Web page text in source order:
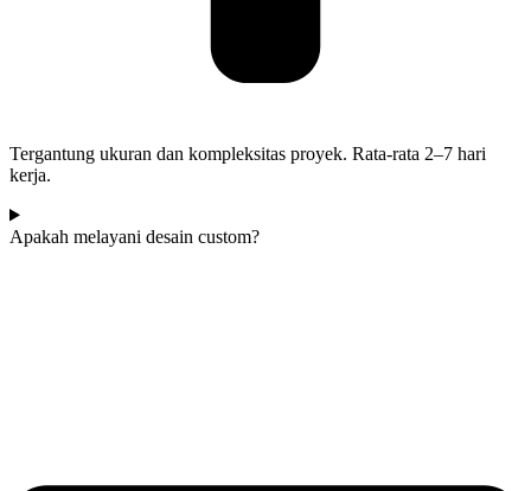
Tergantung ukuran dan kompleksitas proyek. Rata-rata 2–7 hari
kerja.
Apakah melayani desain custom?